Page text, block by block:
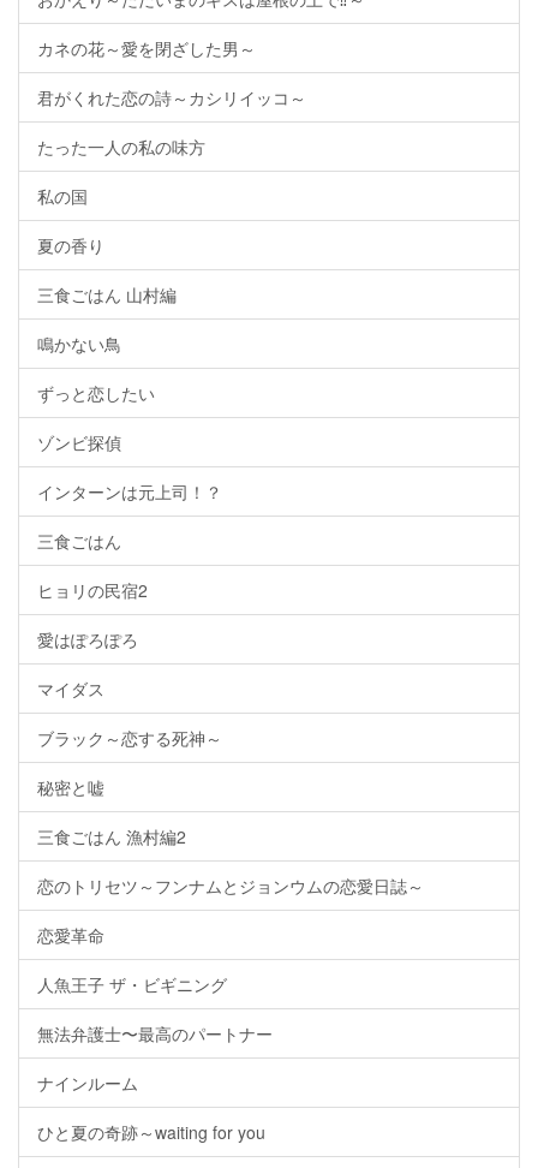
カネの花～愛を閉ざした男～
君がくれた恋の詩～カシリイッコ～
たった一人の私の味方
私の国
夏の香り
三食ごはん 山村編
鳴かない鳥
ずっと恋したい
ゾンビ探偵
インターンは元上司！？
三食ごはん
ヒョリの民宿2
愛はぽろぽろ
マイダス
ブラック～恋する死神～
秘密と嘘
三食ごはん 漁村編2
恋のトリセツ～フンナムとジョンウムの恋愛日誌～
恋愛革命
人魚王子 ザ・ビギニング
無法弁護士〜最高のパートナー
ナインルーム
ひと夏の奇跡～waiting for you